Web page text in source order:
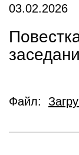
03.02.2026
Файл: